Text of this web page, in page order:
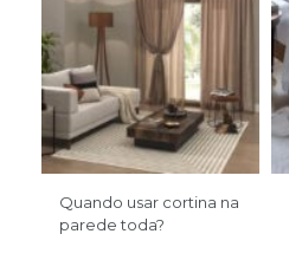
Quando usar cortina na
parede toda?